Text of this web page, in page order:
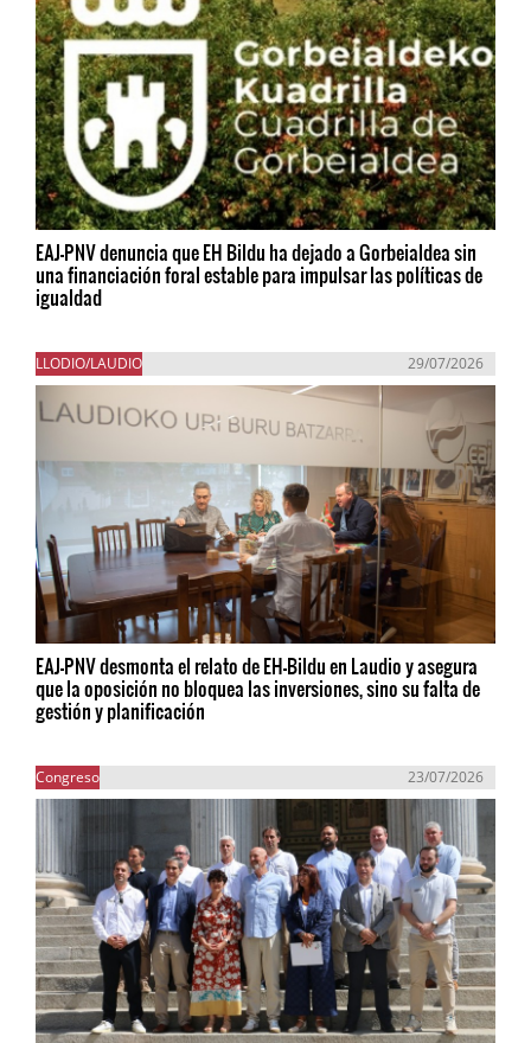
EAJ-PNV denuncia que EH Bildu ha dejado a Gorbeialdea sin
una financiación foral estable para impulsar las políticas de
igualdad
LLODIO/LAUDIO 29/07/2026
EAJ-PNV desmonta el relato de EH-Bildu en Laudio y asegura
que la oposición no bloquea las inversiones, sino su falta de
gestión y planificación
Congreso 23/07/2026